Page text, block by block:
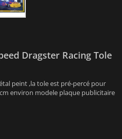
Dragster Racing Tole
peint ,la tole est pré-percé pour
environ modele plaque publicitaire